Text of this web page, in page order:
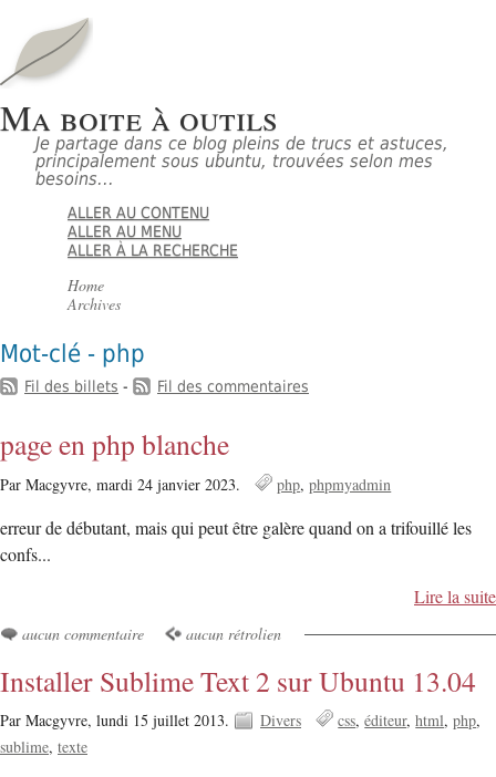
Ma boite à outils
Je partage dans ce blog pleins de trucs et astuces,
principalement sous ubuntu, trouvées selon mes
besoins...
ALLER AU CONTENU
ALLER AU MENU
ALLER À LA RECHERCHE
Home
Archives
Mot-clé - php
Fil des billets - Fil des commentaires
page en php blanche
Par Macgyvre, mardi 24 janvier 2023. php phpmyadmin
erreur de débutant, mais qui peut être galère quand on a trifouillé les
confs...
Lire la suite
aucun commentaire aucun rétrolien
Installer Sublime Text 2 sur Ubuntu 13.04
Par Macgyvre, lundi 15 juillet 2013. Divers css éditeur html php
sublime texte